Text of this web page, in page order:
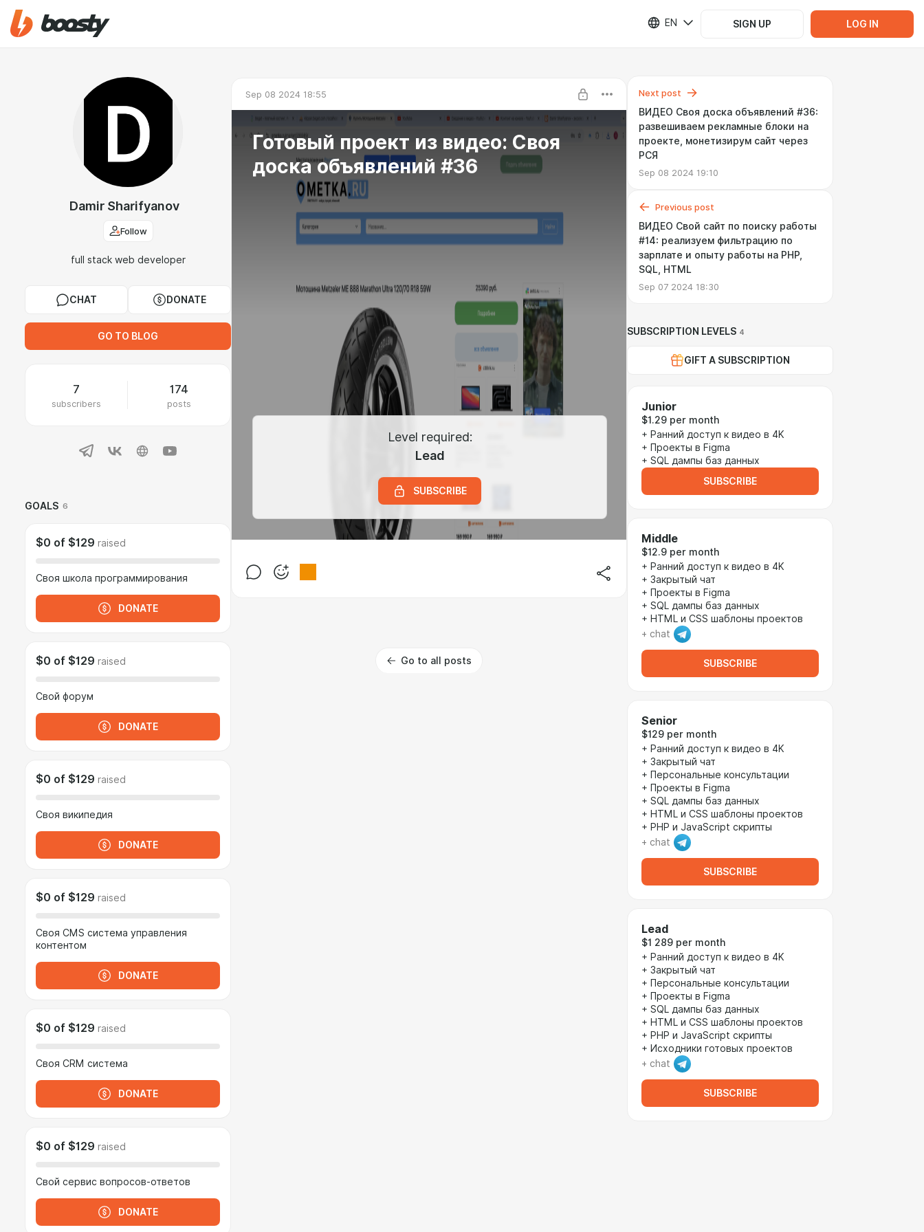
EN SIGN UP LOG IN
Damir Sharifyanov
Follow
full stack web developer
CHAT DONATE
GO TO BLOG
7
subscribers
174
posts
GOALS 6
$0 of $129 raised
Своя школа программирования
DONATE
$0 of $129 raised
Свой форум
DONATE
$0 of $129 raised
Своя википедия
DONATE
$0 of $129 raised
Своя CMS система управления
контентом
DONATE
$0 of $129 raised
Своя CRM система
DONATE
$0 of $129 raised
Свой сервис вопросов-ответов
DONATE
Sep 08 2024 18:55
Готовый проект из видео: Своя
доска объявлений #36
Level required:
Lead
SUBSCRIBE
Go to all posts
Next post
ВИДЕО Своя доска объявлений #36:
развешиваем рекламные блоки на
проекте, монетизирум сайт через
РСЯ
Sep 08 2024 19:10
Previous post
ВИДЕО Свой сайт по поиску работы
#14: реализуем фильтрацию по
зарплате и опыту работы на PHP,
SQL, HTML
Sep 07 2024 18:30
SUBSCRIPTION LEVELS 4
GIFT A SUBSCRIPTION
Junior
$1.29 per month
+ Ранний доступ к видео в 4K
+ Проекты в Figma
+ SQL дампы баз данных
SUBSCRIBE
Middle
$12.9 per month
+ Ранний доступ к видео в 4K
+ Закрытый чат
+ Проекты в Figma
+ SQL дампы баз данных
+ HTML и CSS шаблоны проектов
+ chat
SUBSCRIBE
Senior
$129 per month
+ Ранний доступ к видео в 4K
+ Закрытый чат
+ Персональные консультации
+ Проекты в Figma
+ SQL дампы баз данных
+ HTML и CSS шаблоны проектов
+ PHP и JavaScript скрипты
+ chat
SUBSCRIBE
Lead
$1 289 per month
+ Ранний доступ к видео в 4K
+ Закрытый чат
+ Персональные консультации
+ Проекты в Figma
+ SQL дампы баз данных
+ HTML и CSS шаблоны проектов
+ PHP и JavaScript скрипты
+ Исходники готовых проектов
+ chat
SUBSCRIBE